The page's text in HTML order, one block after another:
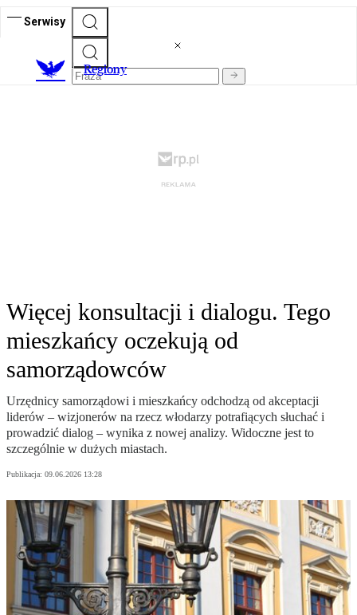
Serwisy
Regiony
Więcej konsultacji i dialogu. Tego
mieszkańcy oczekują od
samorządowców
Urzędnicy samorządowi i mieszkańcy odchodzą od akceptacji
liderów – wizjonerów na rzecz włodarzy potrafiących słuchać i
prowadzić dialog – wynika z nowej analizy. Widoczne jest to
szczególnie w dużych miastach.
Publikacja: 09.06.2026 13:28